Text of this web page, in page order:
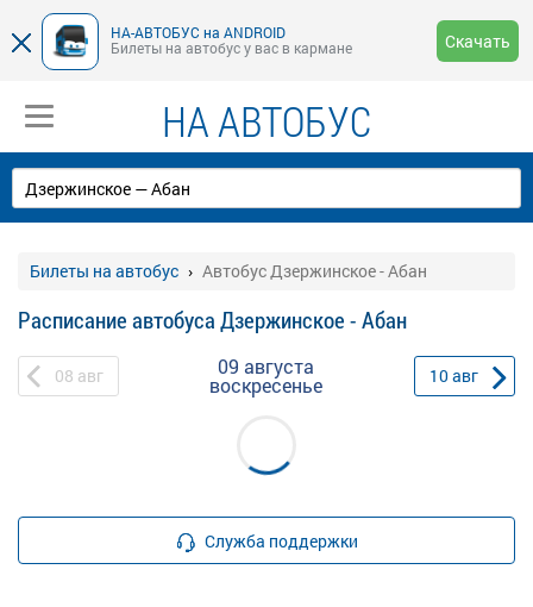
НА-АВТОБУС на ANDROID
Билеты на автобус у вас в кармане
Скачать
НА АВТОБУС
Билеты на автобус Автобус Дзержинское - Абан
Расписание автобуса Дзержинское - Абан
08 авг 09 августа
воскресенье 10авг
Служба поддержки